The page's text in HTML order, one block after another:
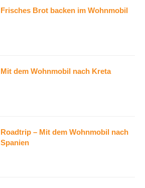
Frisches Brot backen im Wohnmobil
Mit dem Wohnmobil nach Kreta
Roadtrip – Mit dem Wohnmobil nach
Spanien